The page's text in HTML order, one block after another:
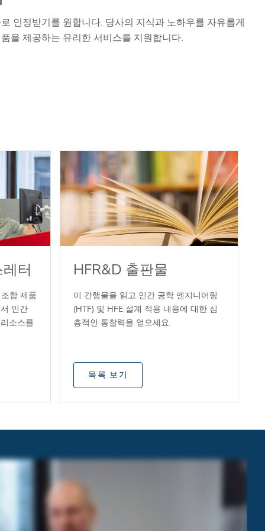
인정받기를 원합니다. 당사의 지식과 노하우를 자유롭게
을 제공하는 유리한 서비스를 지원합니다.
터
합 제품
인간
소스를
HFR&D 출판물
이 간행물을 읽고 인간 공학 엔지니어링
(HTF) 및 HFE 설계 적용 내용에 대한 심
층적인 통찰력을 얻으세요.
목록 보기